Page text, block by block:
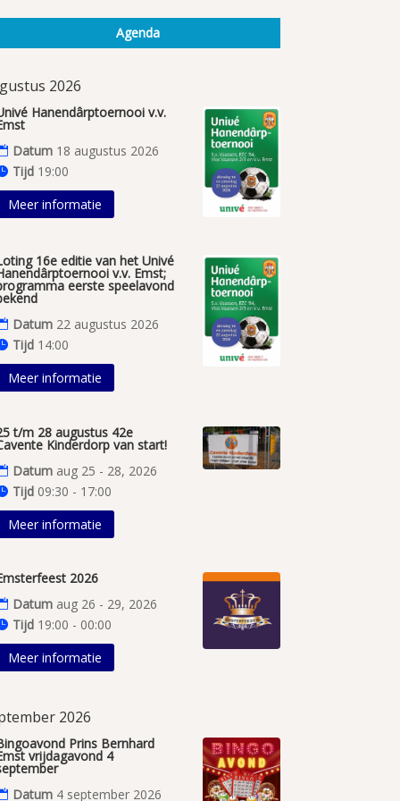
Agenda
2026
Hanendârptoernooi v.v.
Datum 18 augustus 2026
Tijd 19:00
Meer informatie
16e editie van het Univé
v.v. Emst;
eerste speelavond
Datum 22 augustus 2026
Tijd 14:00
Meer informatie
t/m 28 augustus 42e
Kinderdorp van start!
Datum aug 25 - 28, 2026
Tijd 09:30 - 17:00
Meer informatie
2026
Datum aug 26 - 29, 2026
Tijd 19:00 - 00:00
Meer informatie
2026
Prins Bernhard
vrijdagavond 4
Datum 4 september 2026